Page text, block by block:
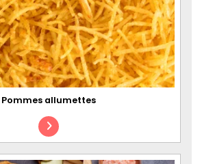
Pommes allumettes